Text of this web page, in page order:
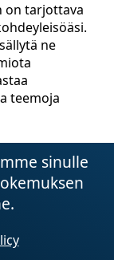
on tarjottava
ne
teemoja
enemmän
ja tunnisteisiin.
ne
Muista
sinulle